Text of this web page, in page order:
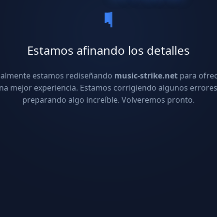
Estamos afinando los detalles
estamos rediseñando music-strike.net para
mejor experiencia. Estamos corrigiendo algunos
preparando algo increíble. Volveremos pronto.